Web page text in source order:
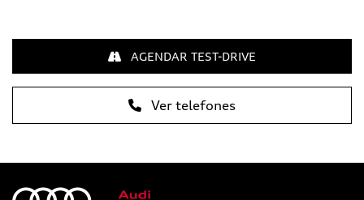
Ver telefones
AGENDAR TEST-DRIVE